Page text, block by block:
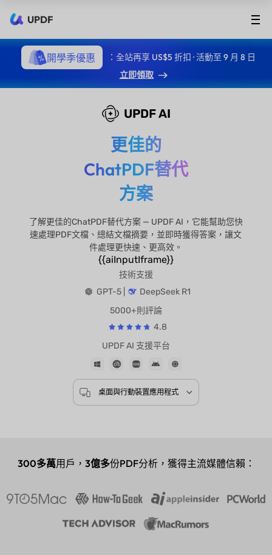
UPDF
開學季優惠
：全站再享 US$5 折扣 · 活動至 9 月 8 日
立即領取
UPDF AI
更佳的
ChatPDF替代
方案
了解更佳的ChatPDF替代方案 — UPDF AI，它能幫助您快
速處理PDF文檔、總結文檔摘要，並即時獲得答案，讓文
件處理更快速、更高效。
{{aiInputIframe}}
技術支援
GPT-5 | DeepSeek R1
5000+則評論
UPDF AI 支援平台
300多萬用戶， 3億多份PDF分析，獲得主流媒體信賴：